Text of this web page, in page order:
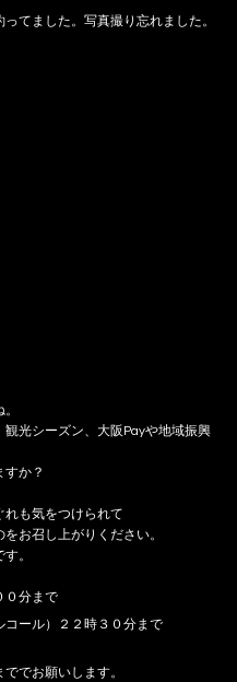
てました。写真撮り忘れました。
光シーズン、大阪Payや地域振興
か？
れも気をつけられて
お召し上がりください。
。
分まで
ール）２２時３０分まで
でお願いします。